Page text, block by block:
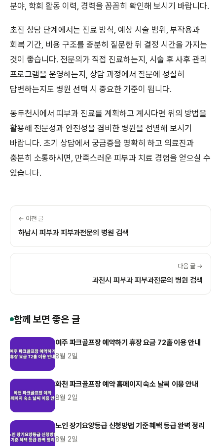
분야, 학회 활동 이력, 경력을 꼼꼼히 확인해 보시기 바랍니다.
초진 상담 단계에서는 진료 방식, 예상 시술 범위, 부작용과
회복 기간, 비용 구조를 충분히 질문한 뒤 결정 시간을 가지는
것이 좋습니다. 전문의가 직접 진료하는지, 시술 후 사후 관리
프로그램을 운영하는지, 상담 과정에서 질문에 성실히
답변하는지도 병원 선택 시 중요한 기준이 됩니다.
동두천시에서 피부과 진료를 계획하고 계시다면 위의 방법을
활용해 전문성과 안전성을 겸비한 병원을 선별해 보시기
바랍니다. 초기 상담에서 궁금증을 명확히 하고 의료진과
충분히 소통하시면, 만족스러운 피부과 치료 경험을 얻으실 수
있습니다.
← 이전 글
하남시 피부과 피부과전문의 병원 검색
다음 글 →
과천시 피부과 피부과전문의 병원 검색
함께 보면 좋은 글
여주 파크골프장 예약하기 휴장 요금 72홀 이용 안내
8월 2일
화천 파크골프장 예약 홈페이지 숙소 날씨 이용 안내
8월 2일
노인 장기요양등급 신청방법 기준 혜택 등급 완벽 정리
8월 2일